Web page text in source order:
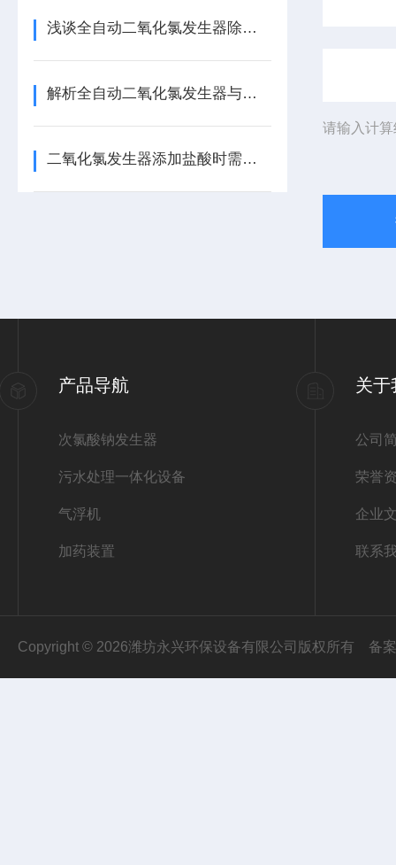
浅谈全自动二氧化氯发生器除消毒作用外的其他应用
解析全自动二氧化氯发生器与净水器的区别及安装教程
二氧化氯发生器添加盐酸时需要注意哪些内容？
请输入计
产品导航
次氯酸钠发生器
污水处理一体化设备
气浮机
加药装置
关于
公司
荣誉
企业
联系
Copyright © 2026潍坊永兴环保设备有限公司版权所有 备